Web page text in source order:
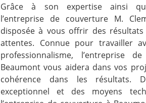
Grâce à son expertise ainsi
l’entreprise de couverture M.
disposée à vous offrir des
attentes. Connue pour travailler
professionnalisme, l’entreprise
Beaumont vous aidera dans vos
cohérence dans les résultats.
exceptionnel et des moyens